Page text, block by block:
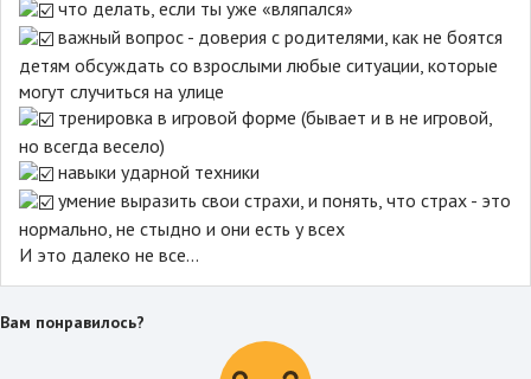
что делать, если ты уже «вляпался»
важный вопрос - доверия с родителями, как не боятся
детям обсуждать со взрослыми любые ситуации, которые
могут случиться на улице
тренировка в игровой форме (бывает и в не игровой,
но всегда весело)
навыки ударной техники
умение выразить свои страхи, и понять, что страх - это
нормально, не стыдно и они есть у всех
И это далеко не все...
Вам понравилось?